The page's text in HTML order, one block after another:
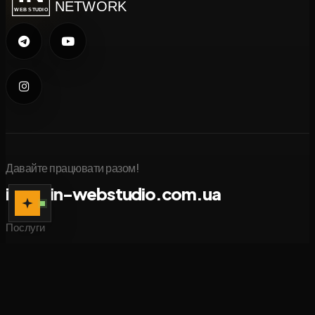
WEB STUDIO
NETWORK
Давайте працювати разом!
info@in-webstudio.com.ua
Послуги